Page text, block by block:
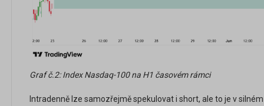
Graf č.2: Index Nasdaq-100 na H1 časovém rámci
Intradenně lze samozřejmě spekulovat i short, ale to je v